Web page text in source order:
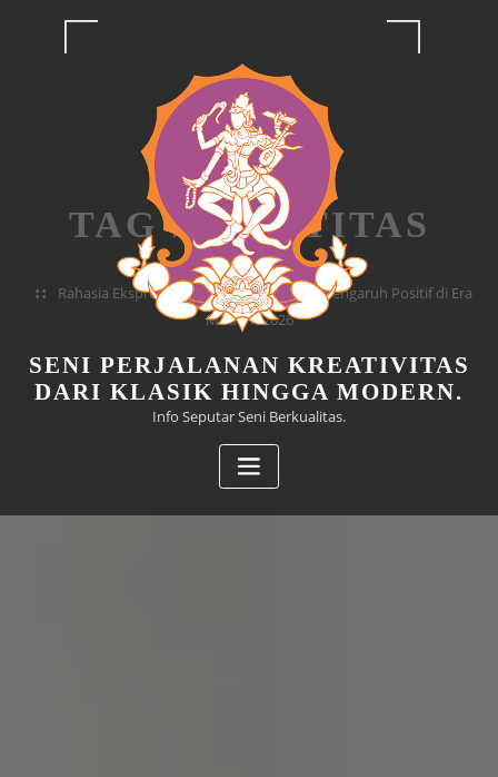
SENI PERJALANAN KREATIVITAS
DARI KLASIK HINGGA MODERN.
Info Seputar Seni Berkualitas.
TAG #IDENTITAS
Home
Rahasia Ekspresi Diri yang Sehat dan Berpengaruh Positif di Era
Modern 2026